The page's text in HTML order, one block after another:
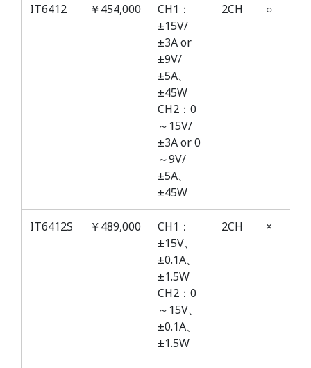
IT6412 ￥454,000
CH1：
±15V/
±3A or
±9V/
±5A、
±45W
CH2：0
～15V/
±3A or 0
～9V/
±5A、
±45W
2CH ○
IT6412S ￥489,000
CH1：
±15V、
±0.1A、
±1.5W
CH2：0
～15V、
±0.1A、
±1.5W
2CH ×